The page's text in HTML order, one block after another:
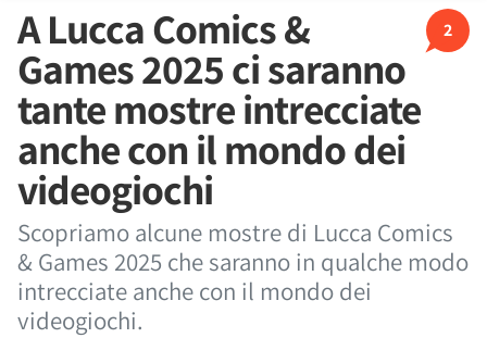
2
A Lucca Comics &
Games 2025 ci saranno
tante mostre intrecciate
anche con il mondo dei
videogiochi
Scopriamo alcune mostre di Lucca Comics
& Games 2025 che saranno in qualche modo
intrecciate anche con il mondo dei
videogiochi.